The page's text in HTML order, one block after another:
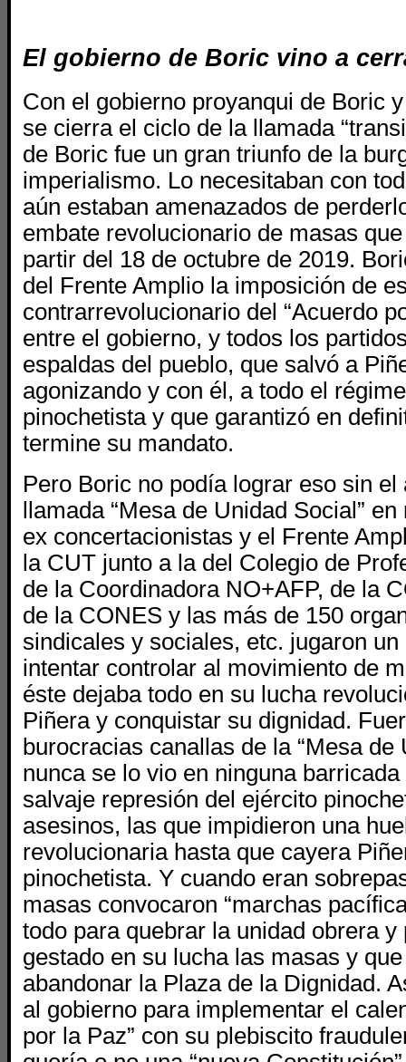
El gobierno de Boric vino a
Con el gobierno proyanqui de Boric
se cierra el ciclo de la llamada
de Boric fue un gran triunfo de la
imperialismo. Lo necesitaban con
aún estaban amenazados de
embate revolucionario de masas
partir del 18 de octubre de 2019.
del Frente Amplio la imposición de
contrarrevolucionario del “Acuerdo
entre el gobierno, y todos los
espaldas del pueblo, que salvó a
agonizando y con él, a todo el
pinochetista y que garantizó en
termine su mandato.
Pero Boric no podía lograr eso sin el
llamada “Mesa de Unidad Social”
ex concertacionistas y el Frente
la CUT junto a la del Colegio de
de la Coordinadora NO+AFP, de la
de la CONES y las más de 150
sindicales y sociales, etc. jugaron
intentar controlar al movimiento de
éste dejaba todo en su lucha
Piñera y conquistar su dignidad.
burocracias canallas de la “Mesa de
nunca se lo vio en ninguna
salvaje represión del ejército
asesinos, las que impidieron una
revolucionaria hasta que cayera
pinochetista. Y cuando eran
masas convocaron “marchas
todo para quebrar la unidad obrera
gestado en su lucha las masas y
abandonar la Plaza de la Dignidad.
al gobierno para implementar el
por la Paz” con su plebiscito